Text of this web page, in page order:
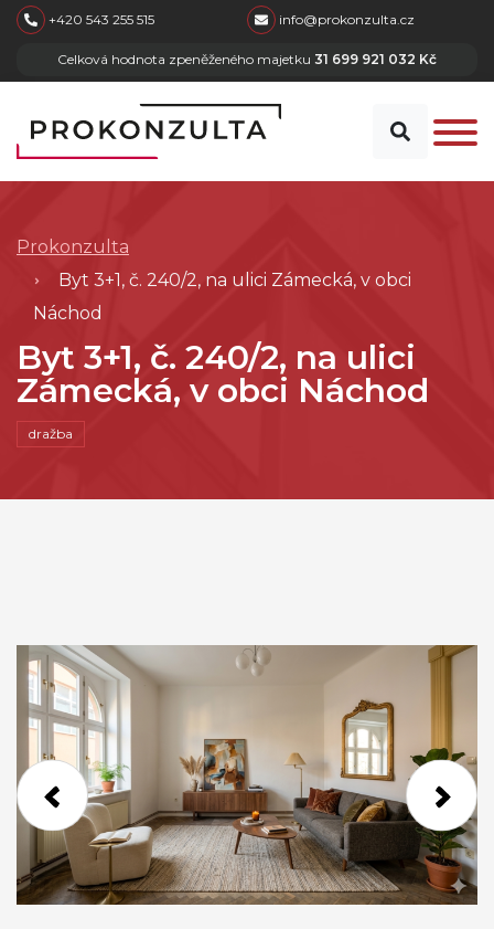
skip to main content
+420 543 255 515 info@prokonzulta.cz
Celková hodnota zpeněženého majetku 31 699 921 032 Kč
Prokonzulta
Byt 3+1, č. 240/2, na ulici Zámecká, v obci
Náchod
Byt 3+1, č. 240/2, na ulici
Zámecká, v obci Náchod
dražba